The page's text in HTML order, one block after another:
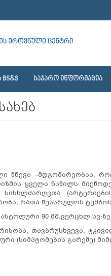
ᲡᲐᲯᲐᲠᲝ ᲘᲜᲤᲝᲠᲛᲐᲪᲘᲐ
–მდგომარეობაა,
ყველა ნაწილს
რათა შეასრულოს
90 მმ.ვერცხლ.სვ-
თავბრუსხვევა,
(სიმპტომების გარეშე)